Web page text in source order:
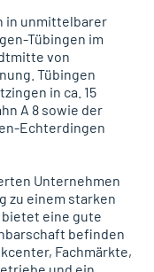
in unmittelbarer
Tübingen im
von
Tübingen
in ca. 15
A 8 sowie der
Echterdingen
Unternehmen
zu einem starken
eine gute
befinden
Fachmärkte,